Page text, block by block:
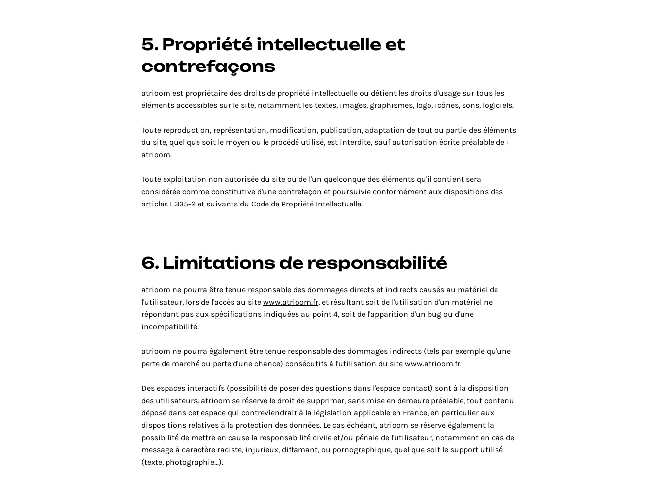
5. Propriété intellectuelle et
contrefaçons
atrioom est propriétaire des droits de propriété intellectuelle ou détient les droits d'usage sur tous les
éléments accessibles sur le site, notamment les textes, images, graphismes, logo, icônes, sons, logiciels.
Toute reproduction, représentation, modification, publication, adaptation de tout ou partie des éléments
du site, quel que soit le moyen ou le procédé utilisé, est interdite, sauf autorisation écrite préalable de :
atrioom.
Toute exploitation non autorisée du site ou de l'un quelconque des éléments qu'il contient sera
considérée comme constitutive d'une contrefaçon et poursuivie conformément aux dispositions des
articles L.335-2 et suivants du Code de Propriété Intellectuelle.
6. Limitations de responsabilité
atrioom ne pourra être tenue responsable des dommages directs et indirects causés au matériel de
l'utilisateur, lors de l'accès au site www.atrioom.fr, et résultant soit de l'utilisation d'un matériel ne
répondant pas aux spécifications indiquées au point 4, soit de l'apparition d'un bug ou d'une
incompatibilité.
atrioom ne pourra également être tenue responsable des dommages indirects (tels par exemple qu'une
perte de marché ou perte d'une chance) consécutifs à l'utilisation du site www.atrioom.fr.
Des espaces interactifs (possibilité de poser des questions dans l'espace contact) sont à la disposition
des utilisateurs. atrioom se réserve le droit de supprimer, sans mise en demeure préalable, tout contenu
déposé dans cet espace qui contreviendrait à la législation applicable en France, en particulier aux
dispositions relatives à la protection des données. Le cas échéant, atrioom se réserve également la
possibilité de mettre en cause la responsabilité civile et/ou pénale de l'utilisateur, notamment en cas de
message à caractère raciste, injurieux, diffamant, ou pornographique, quel que soit le support utilisé
(texte, photographie...).